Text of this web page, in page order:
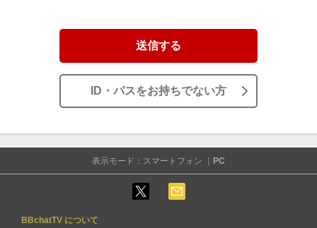
送信する
ID・パスをお持ちでない方
表示モード：スマートフォン ｜ PC
BBchatTV について